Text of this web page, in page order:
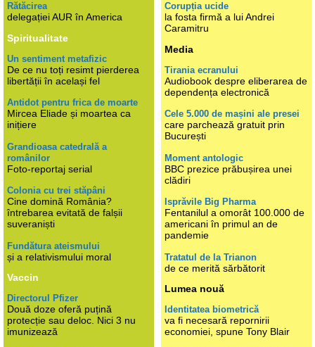
Rătăcirea
delegației AUR în America
Spiritualitate
Un sentiment metafizic
De ce nu toți resimt pierderea
libertății în același fel
Antidot pentru frica de moarte
Mircea Eliade și moartea ca
inițiere
Grandioasa catedrală a
românilor
Foto-reportaj serial
Colonia cu trei stăpâni
Cine domină România?
întrebarea evitată de falșii
suveraniști
Fundătura ateismului
și a relativismului moral
Vaccin
Directorul Pfizer
Două doze oferă puțină
protecție sau deloc. Nici 3 nu
imunizează
Corupția ucide
la fosta firmă a lui Andrei
Caramitru
Media
Tirania ecranului
Audiobook despre eliberarea de
dependența electronică
Cele 5.000 de mașini ale presei
care parchează gratuit prin
București
Moment antologic
BBC prezice prăbușirea unei
clădiri
Isprăvile Big Pharma
Fentanilul a omorât 100.000 de
americani în primul an de
pandemie
Tratatul de la Trianon
de ce merită sărbătorit
Lumea nouă
Identitatea biometrică
va fi necesară repornirii
economiei, spune Tony Blair